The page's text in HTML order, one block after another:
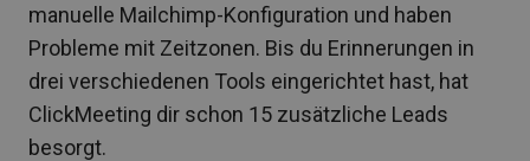
manuelle Mailchimp-Konfiguration und haben
Probleme mit Zeitzonen. Bis du Erinnerungen in
drei verschiedenen Tools eingerichtet hast, hat
ClickMeeting dir schon 15 zusätzliche Leads
besorgt.